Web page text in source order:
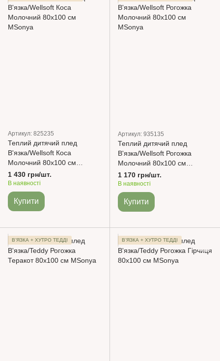
Артикул: 825235
Теплий дитячий плед
В'язка/Wellsoft Коса
Молочний 80х100 см
MSonya
1 430 грн/шт.
В наявності
Купити
Артикул: 935135
Теплий дитячий плед
В'язка/Wellsoft Рогожка
Молочний 80х100 см
MSonya
1 170 грн/шт.
В наявності
Купити
ВʼЯЗКА + ХУТРО ТЕДДІ ВʼЯЗКА + ХУТРО ТЕДДІ